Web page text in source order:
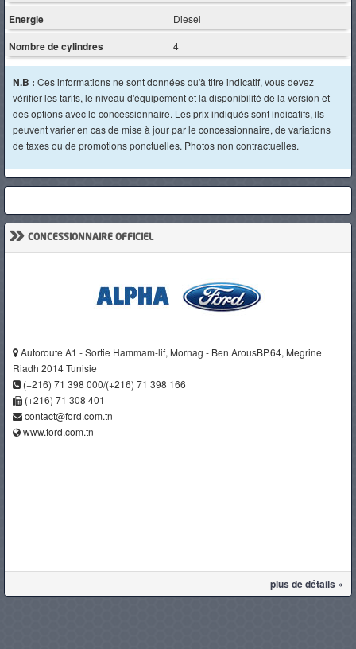
Energie Diesel
Nombre de cylindres 4
N.B : Ces informations ne sont données qu'à titre indicatif, vous devez
vérifier les tarifs, le niveau d'équipement et la disponibilité de la version et
des options avec le concessionnaire. Les prix indiqués sont indicatifs, ils
peuvent varier en cas de mise à jour par le concessionnaire, de variations
de taxes ou de promotions ponctuelles. Photos non contractuelles.
» CONCESSIONNAIRE OFFICIEL
Autoroute A1 - Sortie Hammam-lif, Mornag - Ben ArousBP.64, Megrine
Riadh 2014 Tunisie
(+216) 71 398 000/(+216) 71 398 166
(+216) 71 308 401
contact@ford.com.tn
www.ford.com.tn
plus de détails »